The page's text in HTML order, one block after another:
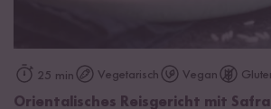
25 min Vegetarisch Vegan
Orientalisches Reisgericht mit